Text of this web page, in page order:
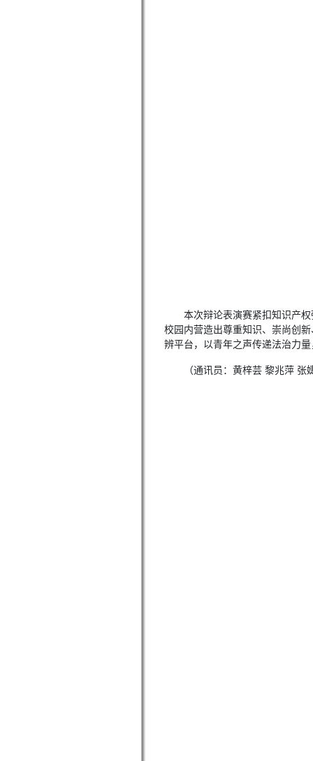
本次辩论表演赛紧扣知识产
校园内营造出尊重知识、崇尚创
辨平台，以青年之声传递法治力
（通讯员：黄梓芸 黎兆萍 张